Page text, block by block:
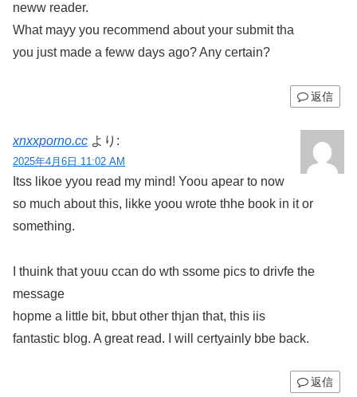
neww reader.
What mayy you recommend about your submit tha
you just made a feww days ago? Any certain?
返信
xnxxporno.cc より:
2025年4月6日 11:02 AM
Itss likoe yyou read my mind! Yoou apear to now
so much about this, likke yoou wrote thhe book in it or
something.
I thuink that youu ccan do wth ssome pics to drivfe the
message
hopme a little bit, bbut other thjan that, this iis
fantastic blog. A great read. I will certyainly bbe back.
返信